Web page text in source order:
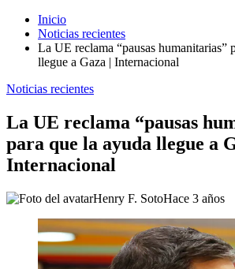
Inicio
Noticias recientes
La UE reclama “pausas humanitarias”
llegue a Gaza | Internacional
Noticias recientes
La UE reclama “pausas
para que la ayuda llegue a
Internacional
Henry F. SotoHace 3 años